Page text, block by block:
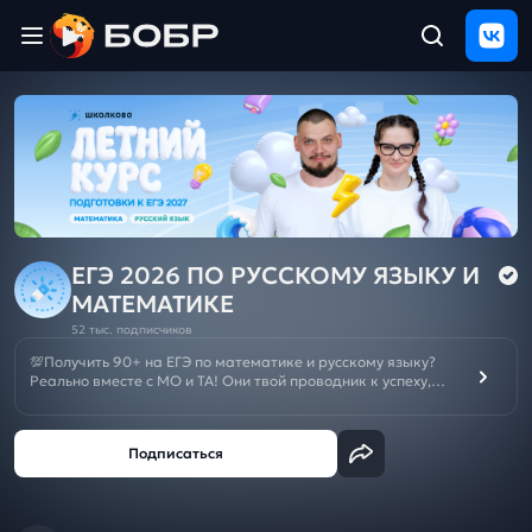
ЩЕЛЧОК
2026
Полезные
материалы
Проверка
сочинений
Тех
и
ЕГЭ 2026 ПО РУССКОМУ ЯЗЫКУ И
МАТЕМАТИКЕ
52 тыс. подписчиков
💯Получить 90+ на ЕГЭ по математике и русскому языку?
Реально вместе с МО и ТА! Они твой проводник к успеху,
Летний курс подготовки к ОГЭ/ЕГЭ 2027:
ЕГЭ🌼